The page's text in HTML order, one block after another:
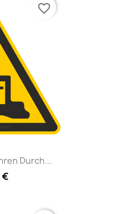
Durch...
€
favorite_border